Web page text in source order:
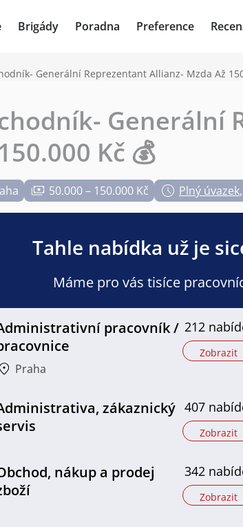
Brigády Poradna Preference
Generální Reprezentant Allianz- Mzda Až
Generální
Kč 💰
50.000 – 150.000 Kč Plný úvazek,
Tahle nabídka už je
Máme pro vás tisíce
pracovník /
Praha
212
Zobrazit
zákaznický 407
Zobrazit
nákup a prodej
342
Zobrazit